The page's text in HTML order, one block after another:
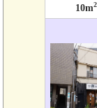
10m2